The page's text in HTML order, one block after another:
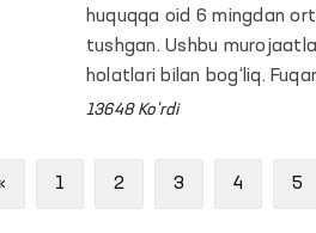
huquqqa oid 6 mingdan
tushgan. Ushbu murojaatlarning
holatlari bilan bog‘liq.
maʼlumotlari asosida
13648 Ko'rdi
Previous
1 2 3 4 5